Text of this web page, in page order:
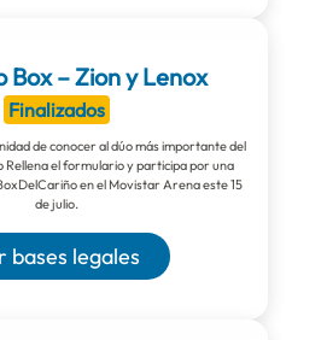
Box – Zion y Lenox
Finalizados
de conocer al dúo más importante del
el formulario y participa por una
Arena este 15
de julio.
bases legales